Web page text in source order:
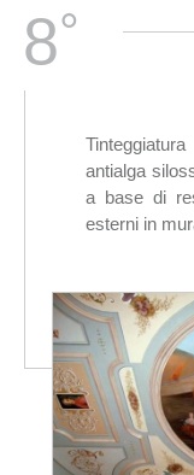
8°
antialga
a base di
esterni in